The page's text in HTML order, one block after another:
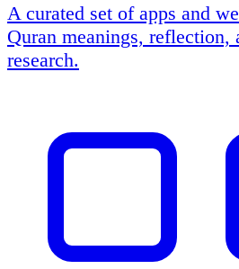
A curated set of apps and
Quran meanings, reflection,
research.